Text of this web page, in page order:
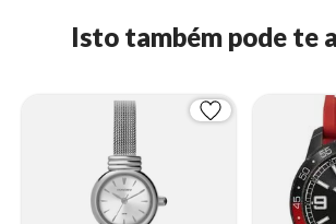
Isto também pode te